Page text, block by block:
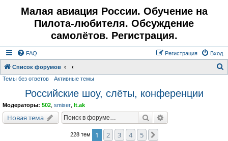
Малая авиация России. Обучение на
Пилота-любителя. Обсуждение
самолётов. Регистрация.
FAQ Вход
Регистрация
Список форумов
Темы без ответов Активные темы
Российские шоу, слёты, конференции
Модераторы: 502 smixer lt.ak
Новая тема Поиск
228 тем 1 2 3 4 5